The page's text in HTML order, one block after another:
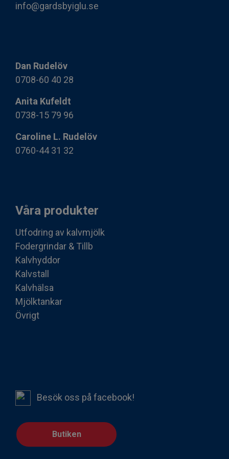
info@gardsbyiglu.se
Dan Rudelöv
0708-60 40 28
Anita Kufeldt
0738-15 79 96
Caroline L. Rudelöv
0760-44 31 32
Våra produkter
Utfodring av kalvmjölk
Fodergrindar & Tillb
Kalvhyddor
Kalvstall
Kalvhälsa
Mjölktankar
Övrigt
Besök oss på facebook!
Butiken